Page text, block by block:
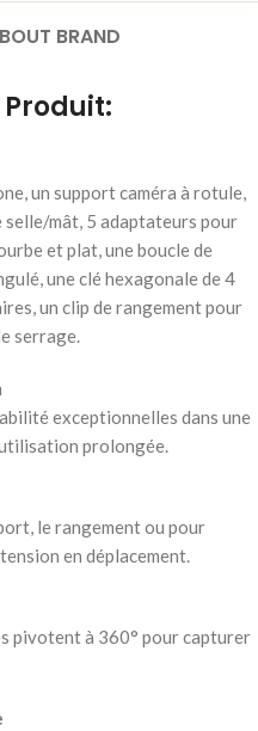
BRAND
un support caméra à rotule,
mât, 5 adaptateurs pour
et plat, une boucle de
une clé hexagonale de 4
un clip de rangement pour
serrage.
exceptionnelles dans une
prolongée.
le rangement ou pour
en déplacement.
pivotent à 360° pour capturer